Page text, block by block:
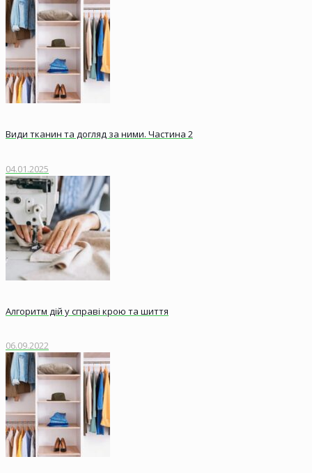
Види тканин та догляд за ними. Частина 2
04.01.2025
Алгоритм дій у справі крою та шиття
06.09.2022